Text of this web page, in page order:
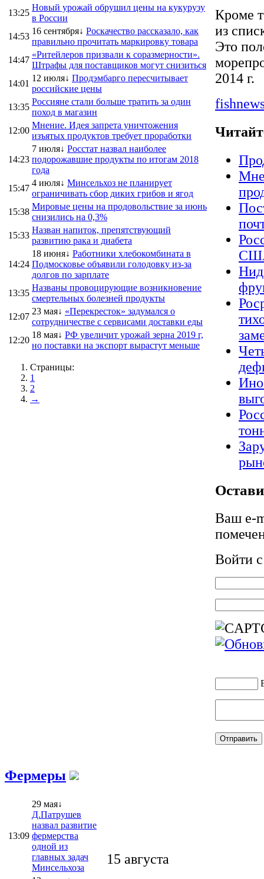
13:25
Новый урожай обрушил цены на кукурузу
в России
14:53
16 сентября↓ Роскачество рассказало, как
правильно прочитать маркировку товара
14:47
«Ритейлеров призвали к соразмерности».
Штрафы для поставщиков могут снизиться
14:01
12 июля↓ Продэмбарго пересчитывает
российские цены
13:35
Россияне стали больше тратить за один
поход в магазин
12:00
Мнение. Идея запрета уничтожения
изъятых продуктов требует проработки
14:23
7 июля↓ Росстат назвал наиболее
подорожавшие продукты по итогам 2018
года
15:47
4 июля↓ Минсельхоз не планирует
ограничивать сбор диких грибов и ягод
15:38
Мировые цены на продовольствие за июнь
снизились на 0,3%
15:33
Назван напиток, препятствующий
развитию рака и диабета
14:24
18 июня↓ Работники хлебокомбината в
Подмосковье объявили голодовку из-за
долгов по зарплате
13:35
Названы провоцирующие возникновение
смертельных болезней продукты
12:07
23 мая↓ «Перекресток» задумался о
сотрудничестве с сервисами доставки еды
12:20
18 мая↓ РФ увеличит урожай зерна 2019 г,
но поставки на экспорт вырастут меньше
Страницы:
1
2
→
Кроме
из
Это
2014 г.
Ваш e-
Войти
Фермеры
13:09
29 мая↓
Д.Патрушев
назвал развитие
фермерства
одной из
главных задач
Минсельхоза
15 августа